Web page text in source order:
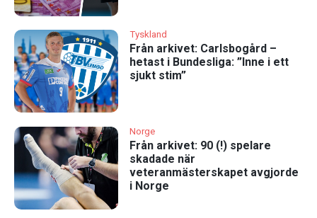
Tyskland
Från arkivet: Carlsbogård –
hetast i Bundesliga: ”Inne i ett
sjukt stim”
Norge
Från arkivet: 90 (!) spelare
skadade när
veteranmästerskapet avgjorde
i Norge